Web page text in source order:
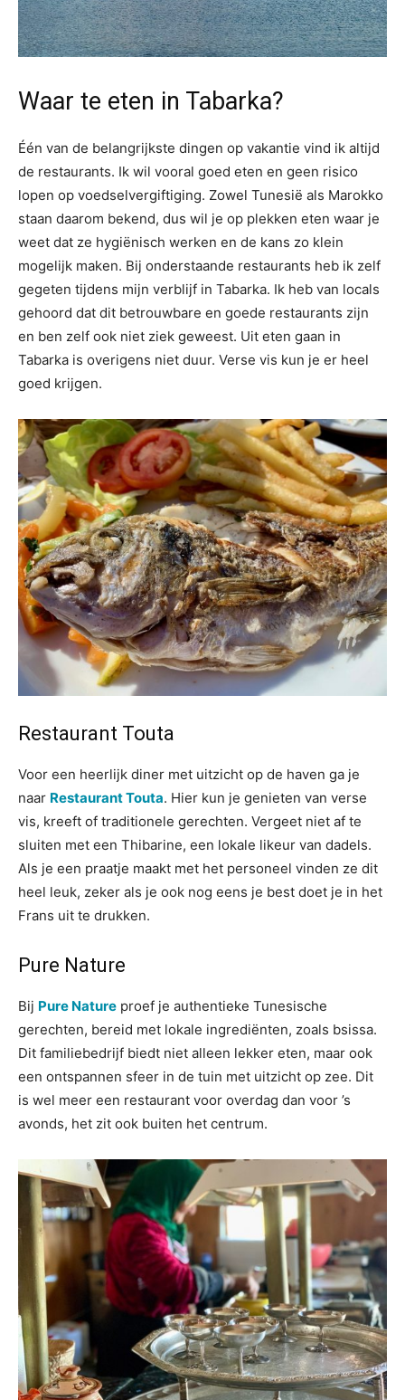
Waar te eten in Tabarka?
Één van de belangrijkste dingen op vakantie vind ik altijd
de restaurants. Ik wil vooral goed eten en geen risico
lopen op voedselvergiftiging. Zowel Tunesië als Marokko
staan daarom bekend, dus wil je op plekken eten waar je
weet dat ze hygiënisch werken en de kans zo klein
mogelijk maken. Bij onderstaande restaurants heb ik zelf
gegeten tijdens mijn verblijf in Tabarka. Ik heb van locals
gehoord dat dit betrouwbare en goede restaurants zijn
en ben zelf ook niet ziek geweest. Uit eten gaan in
Tabarka is overigens niet duur. Verse vis kun je er heel
goed krijgen.
Restaurant Touta
Voor een heerlijk diner met uitzicht op de haven ga je
naar Restaurant Touta. Hier kun je genieten van verse
vis, kreeft of traditionele gerechten. Vergeet niet af te
sluiten met een Thibarine, een lokale likeur van dadels.
Als je een praatje maakt met het personeel vinden ze dit
heel leuk, zeker als je ook nog eens je best doet je in het
Frans uit te drukken.
Pure Nature
Bij Pure Nature proef je authentieke Tunesische
gerechten, bereid met lokale ingrediënten, zoals bsissa.
Dit familiebedrijf biedt niet alleen lekker eten, maar ook
een ontspannen sfeer in de tuin met uitzicht op zee. Dit
is wel meer een restaurant voor overdag dan voor ’s
avonds, het zit ook buiten het centrum.